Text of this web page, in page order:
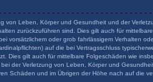
von Leben, Körper und Gesundheit und der
zurückzuführen sind. Dies gilt auch für
vorsätzlichem oder grob fahrlässigem Verhalten
auf die bei Vertragsschluss
Dies gilt auch für mittelbare Folgeschäden wie
der Verletzung von Leben, Körper und
Schäden und im Übrigen der Höhe nach auf die